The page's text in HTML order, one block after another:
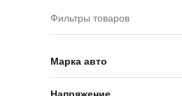
Фильтры товаров
Марка авто